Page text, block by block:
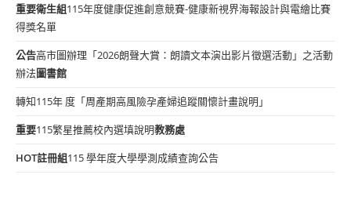
重要衛生組115年度健康促進創意競賽-健康新視界海報設計與電繪比賽
得獎名單
公告高市圖辦理「2026朗聲大賞：朗讀文本演出影片徵選活動」之活動
辦法圖書館
轉知115年 度「周產期高風險孕產婦追蹤關懷計畫說明」
重要115繁星推薦校內選填說明教務處
HOT註冊組115 學年度大學學測成績查詢公告